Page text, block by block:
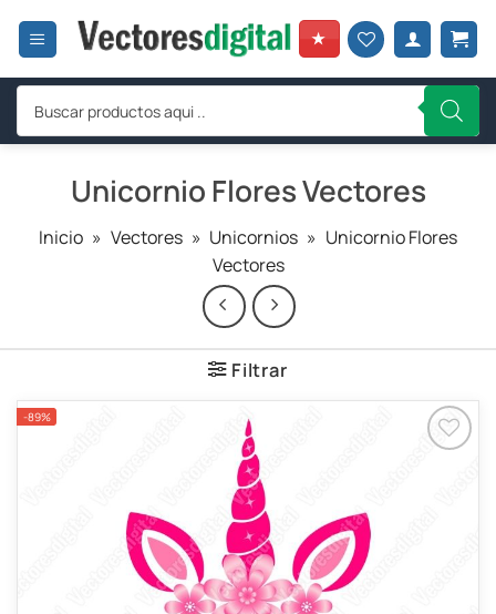
★
Búsqueda
productos
Unicornio Flores Vectores
Inicio » Vectores » Unicornios » Unicornio Flores
Vectores
Filtrar
-89%